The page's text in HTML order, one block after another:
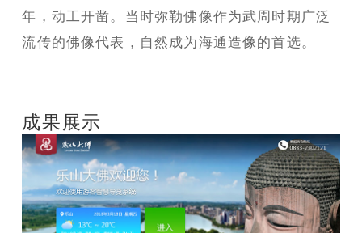
年，动工开凿。当时弥勒佛像作为武周时期广泛
流传的佛像代表，自然成为海通造像的首选。
成果展示